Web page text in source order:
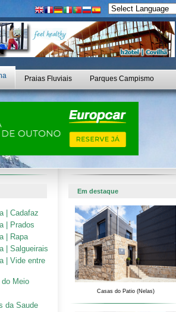
Praias Fluviais Parques Campismo
Em destaque
| Cadafaz
| Prados
| Rapa
| Salgueirais
| Vide entre
Meio
da Saude
Casas do Patio (Nelas)